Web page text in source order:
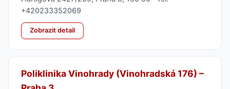
+420233352069
Zobrazit detail
Poliklinika Vinohrady (Vinohradská 176) –